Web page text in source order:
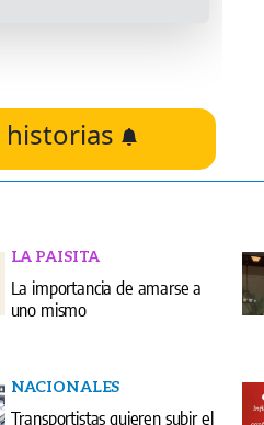
LA PAISITA
La importancia de amarse a
uno mismo
NACIONALES
Transportistas quieren subir el